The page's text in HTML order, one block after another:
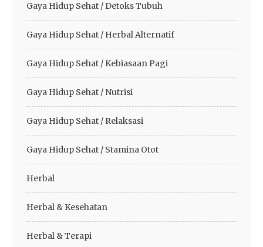
Gaya Hidup Sehat / Detoks Tubuh
Gaya Hidup Sehat / Herbal Alternatif
Gaya Hidup Sehat / Kebiasaan Pagi
Gaya Hidup Sehat / Nutrisi
Gaya Hidup Sehat / Relaksasi
Gaya Hidup Sehat / Stamina Otot
Herbal
Herbal & Kesehatan
Herbal & Terapi